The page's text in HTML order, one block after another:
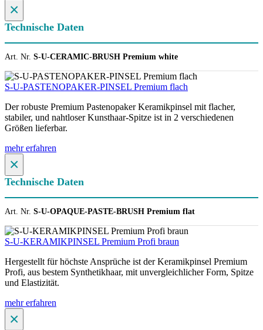
×
Technische Daten
Art. Nr. S-U-CERAMIC-BRUSH Premium white
S-U-PASTENOPAKER-PINSEL Premium flach
Der robuste Premium Pastenopaker Keramikpinsel mit flacher,
stabiler, und nahtloser Kunsthaar-Spitze ist in 2 verschiedenen
Größen lieferbar.
mehr erfahren
×
Technische Daten
Art. Nr. S-U-OPAQUE-PASTE-BRUSH Premium flat
S-U-KERAMIKPINSEL Premium Profi braun
Hergestellt für höchste Ansprüche ist der Keramikpinsel Premium
Profi, aus bestem Synthetikhaar, mit unvergleichlicher Form, Spitze
und Elastizität.
mehr erfahren
×